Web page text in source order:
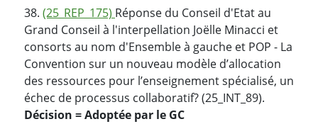
38. (25_REP_175) Réponse du Conseil d'Etat au
Grand Conseil à l'interpellation Joëlle Minacci et
consorts au nom d'Ensemble à gauche et POP - La
Convention sur un nouveau modèle d’allocation
des ressources pour l’enseignement spécialisé, un
échec de processus collaboratif? (25_INT_89).
Décision = Adoptée par le GC